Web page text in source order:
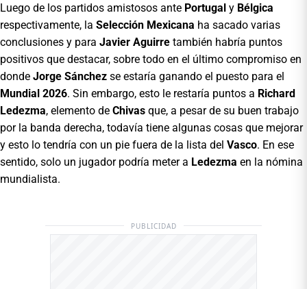
Luego de los partidos amistosos ante Portugal y Bélgica
respectivamente, la Selección Mexicana ha sacado varias
conclusiones y para Javier Aguirre también habría puntos
positivos que destacar, sobre todo en el último compromiso en
donde Jorge Sánchez se estaría ganando el puesto para el
Mundial 2026. Sin embargo, esto le restaría puntos a Richard
Ledezma, elemento de Chivas que, a pesar de su buen trabajo
por la banda derecha, todavía tiene algunas cosas que mejorar
y esto lo tendría con un pie fuera de la lista del Vasco. En ese
sentido, solo un jugador podría meter a Ledezma en la nómina
mundialista.
PUBLICIDAD